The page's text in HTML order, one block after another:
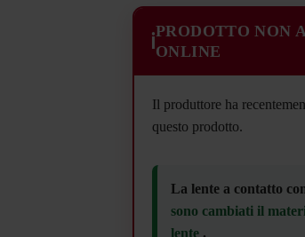
ℹ️PRODOTTO NON
ONLINE
Il produttore ha
questo prodotto.
La lente a contatto
sono cambiati il
lente .